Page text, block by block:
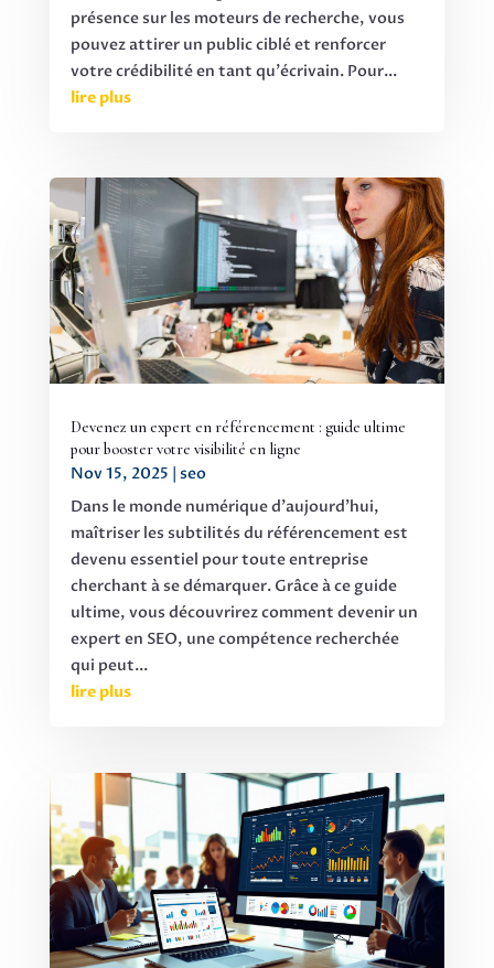
présence sur les moteurs de recherche, vous
pouvez attirer un public ciblé et renforcer
votre crédibilité en tant qu'écrivain. Pour...
lire plus
Devenez un expert en référencement : guide ultime
pour booster votre visibilité en ligne
Nov 15, 2025 seo
Dans le monde numérique d'aujourd'hui,
maîtriser les subtilités du référencement est
devenu essentiel pour toute entreprise
cherchant à se démarquer. Grâce à ce guide
ultime, vous découvrirez comment devenir un
expert en SEO, une compétence recherchée
qui peut...
lire plus